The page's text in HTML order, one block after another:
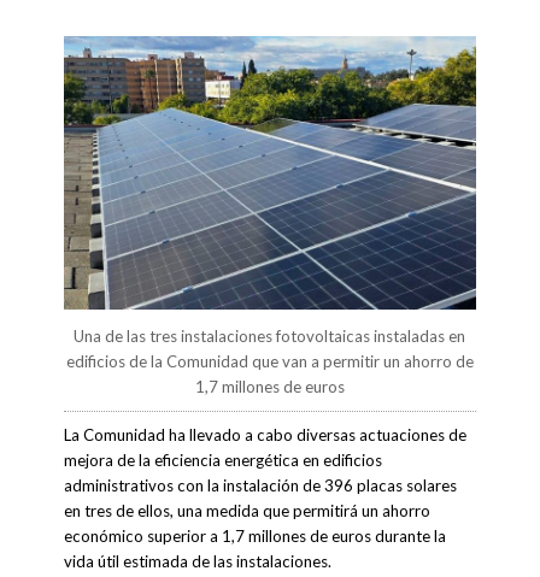
Una de las tres instalaciones fotovoltaicas instaladas en
edificios de la Comunidad que van a permitir un ahorro de
1,7 millones de euros
La Comunidad ha llevado a cabo diversas actuaciones de
mejora de la eficiencia energética en edificios
administrativos con la instalación de 396 placas solares
en tres de ellos, una medida que permitirá un ahorro
económico superior a 1,7 millones de euros durante la
vida útil estimada de las instalaciones.